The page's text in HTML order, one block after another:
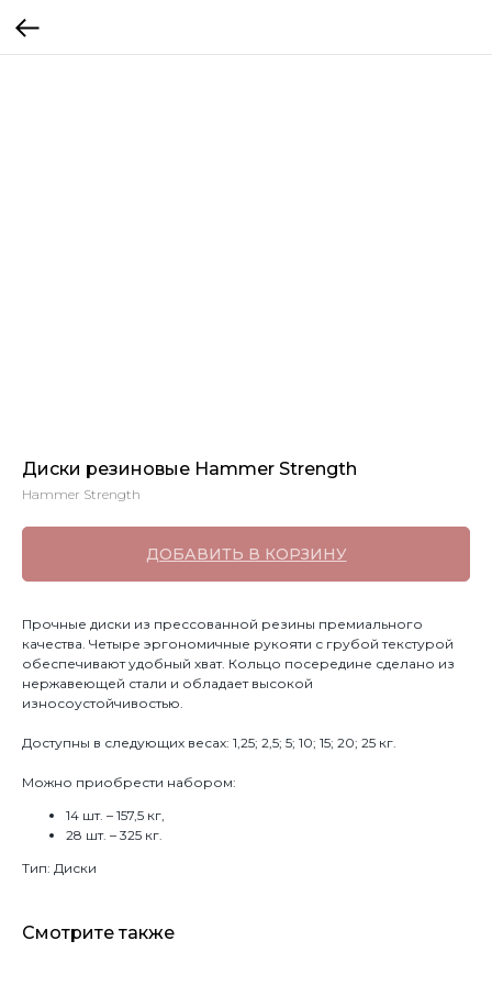
Диски резиновые Hammer Strength
Hammer Strength
ДОБАВИТЬ В КОРЗИНУ
Прочные диски из прессованной резины премиального
качества. Четыре эргономичные рукояти с грубой текстурой
обеспечивают удобный хват. Кольцо посередине сделано из
нержавеющей стали и обладает высокой
износоустойчивостью.
Доступны в следующих весах: 1,25; 2,5; 5; 10; 15; 20; 25 кг.
Можно приобрести набором:
14 шт. – 157,5 кг,
28 шт. – 325 кг.
Тип: Диски
Смотрите также